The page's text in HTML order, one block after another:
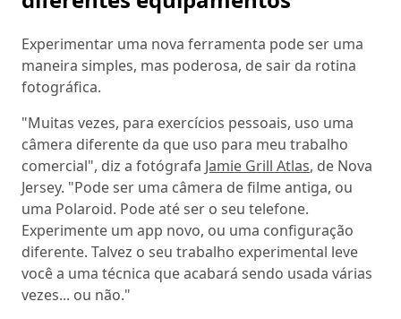
Experimentar uma nova ferramenta pode ser uma
maneira simples, mas poderosa, de sair da rotina
fotográfica.
"Muitas vezes, para exercícios pessoais, uso uma
câmera diferente da que uso para meu trabalho
comercial", diz a fotógrafa Jamie Grill Atlas, de Nova
Jersey. "Pode ser uma câmera de filme antiga, ou
uma Polaroid. Pode até ser o seu telefone.
Experimente um app novo, ou uma configuração
diferente. Talvez o seu trabalho experimental leve
você a uma técnica que acabará sendo usada várias
vezes... ou não."